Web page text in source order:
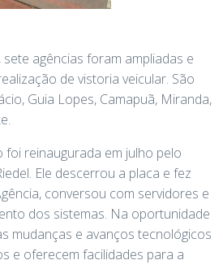
agências foram ampliadas e
de vistoria veicular. São
Guia Lopes, Camapuã, Miranda,
foi reinaugurada em julho pelo
Ele descerrou a placa e fez
conversou com servidores e
dos sistemas. Na oportunidade
mudanças e avanços tecnológicos
e oferecem facilidades para a